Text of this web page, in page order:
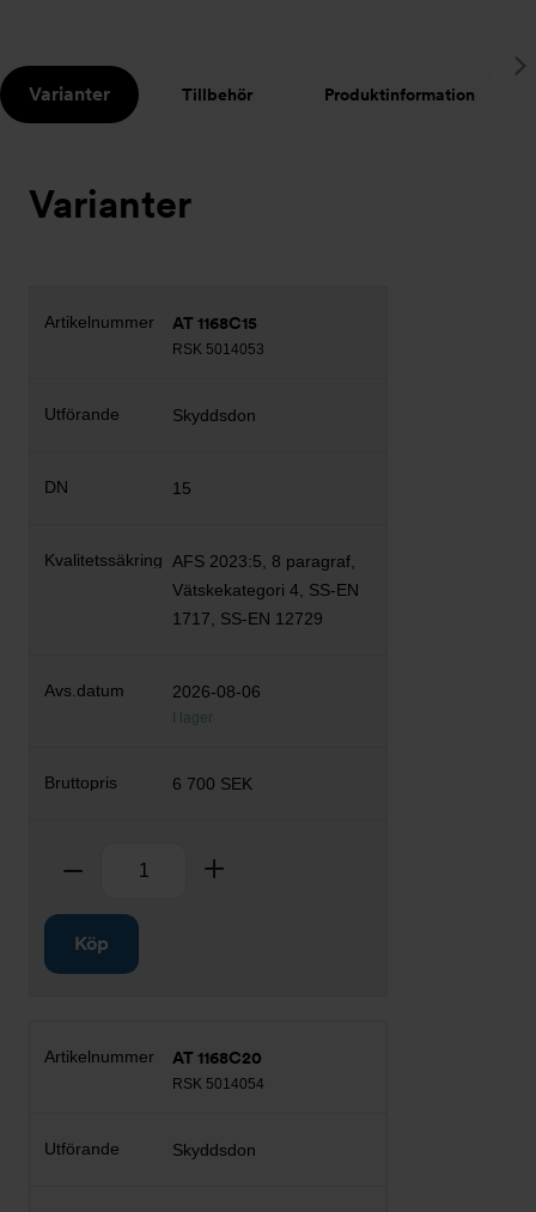
Varianter Tillbehör Produktinformation
Varianter
AT 1168C15
RSK 5014053
Skyddsdon
15
AFS 2023:5, 8 paragraf,
Vätskekategori 4, SS-EN
1717, SS-EN 12729
2026-08-06
I lager
6 700 SEK
Ta bort
Köp
AT 1168C20
RSK 5014054
Skyddsdon